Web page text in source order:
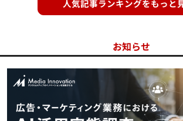
人気記事ランキングをもっと
お知らせ